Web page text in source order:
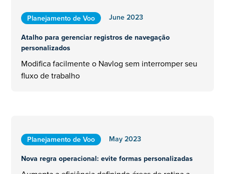
Planejamento de Voo
June 2023
Atalho para gerenciar registros de navegação
personalizados
Modifica facilmente o Navlog sem interromper seu
fluxo de trabalho
Planejamento de Voo
May 2023
Nova regra operacional: evite formas personalizadas